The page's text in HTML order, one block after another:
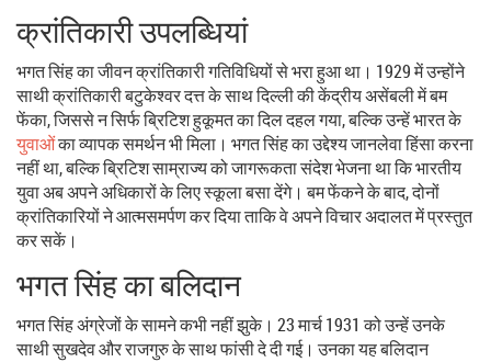
क्रांतिकारी उपलब्धियां
भगत सिंह का जीवन क्रांतिकारी गतिविधियों से भरा हुआ था। 1929 में उन्होंने
साथी क्रांतिकारी बटुकेश्वर दत्त के साथ दिल्ली की केंद्रीय असेंबली में बम
फेंका, जिससे न सिर्फ ब्रिटिश हुकूमत का दिल दहल गया, बल्कि उन्हें भारत के
युवाओं का व्यापक समर्थन भी मिला। भगत सिंह का उद्देश्य जानलेवा हिंसा करना
नहीं था, बल्कि ब्रिटिश साम्राज्य को जागरूकता संदेश भेजना था कि भारतीय
युवा अब अपने अधिकारों के लिए स्कूला बसा देंगे। बम फेंकने के बाद, दोनों
क्रांतिकारियों ने आत्मसमर्पण कर दिया ताकि वे अपने विचार अदालत में प्रस्तुत
कर सकें।
भगत सिंह का बलिदान
भगत सिंह अंग्रेजों के सामने कभी नहीं झुके। 23 मार्च 1931 को उन्हें उनके
साथी सुखदेव और राजगुरु के साथ फांसी दे दी गई। उनका यह बलिदान